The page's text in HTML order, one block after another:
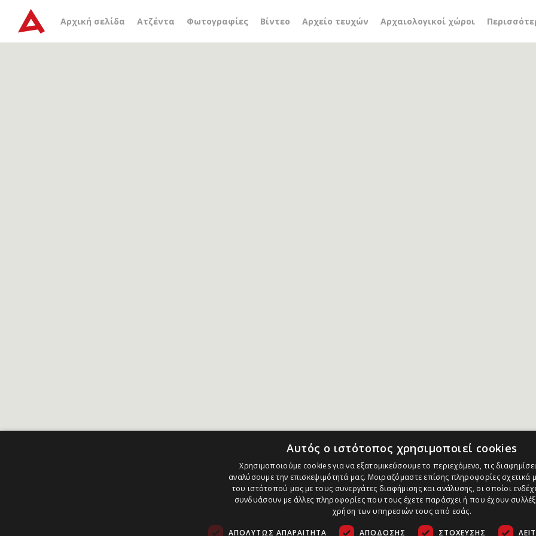
Αρχική σελίδα Ατζέντα Φωτογραφίες Βίντεο Αρχείο τευχών Αρχαιολογικοί χώροι
Αρχείο ετικέτας WMO
Αυτός ο ιστότοπος χρησιμοποιεί cookies
Χρησιμοποιούμε cookies για να εξατομικεύσουμε το περιεχόμενο, τις
αναλύσουμε την επισκεψιμότητά μας. Μοιραζόμαστε επίσης πληροφορίες σχετικά
του ιστότοπού μας με τους συνεργάτες διαφήμισης και ανάλυσης, οι οποίοι
συνδυάσουν με άλλες πληροφορίες που τους έχετε παράσχει ή που έχουν
χρήση των υπηρεσιών τους από εσάς.
ΑΠΟΛΎΤΩΣ ΑΠΑΡΑΊΤΗΤΑ ΑΠΌΔΟΣΗΣ ΣΤΌΧΕΥΣΗΣ